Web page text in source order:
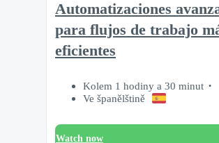
Automatizaciones
para flujos de trabajo
eficientes
Kolem 1 hodiny a 30 minut
Ve španělštině
Watch now